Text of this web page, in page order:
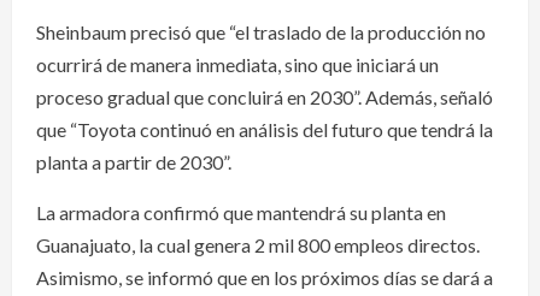
Sheinbaum precisó que “el traslado de la producción no
ocurrirá de manera inmediata, sino que iniciará un
proceso gradual que concluirá en 2030”. Además, señaló
que “Toyota continuó en análisis del futuro que tendrá la
planta a partir de 2030”.
La armadora confirmó que mantendrá su planta en
Guanajuato, la cual genera 2 mil 800 empleos directos.
Asimismo, se informó que en los próximos días se dará a